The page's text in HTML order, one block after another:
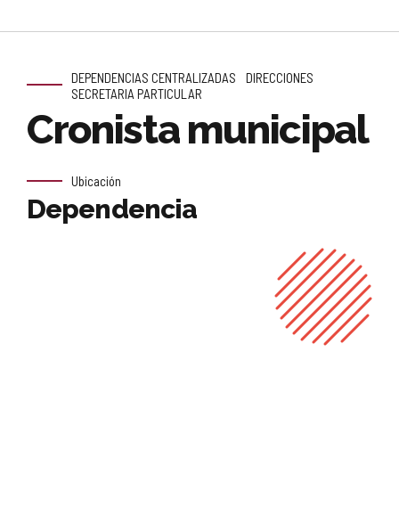
DEPENDENCIAS CENTRALIZADAS
DIRECCIONES
SECRETARIA PARTICULAR
Cronista municipal
Ubicación
Dependencia